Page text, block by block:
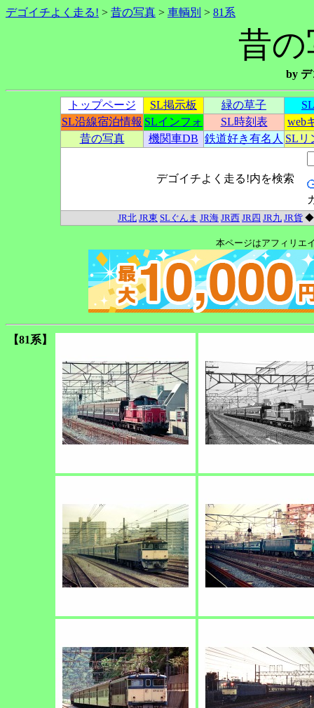
デゴイチよく走る! > 昔の写真 > 車輌別 > 81系
昔の
by
トップページ SL掲示板 緑の草子
SL沿線宿泊情報 SLインフォ SL時刻表
web
昔の写真
機関車DB 鉄道好き有名人 SLリ
デゴイチよく走る!内を検索
JR北 JR東 SLぐんま JR海 JR西 JR四 JR九 JR貨
本ページはアフィリエ
【81系】